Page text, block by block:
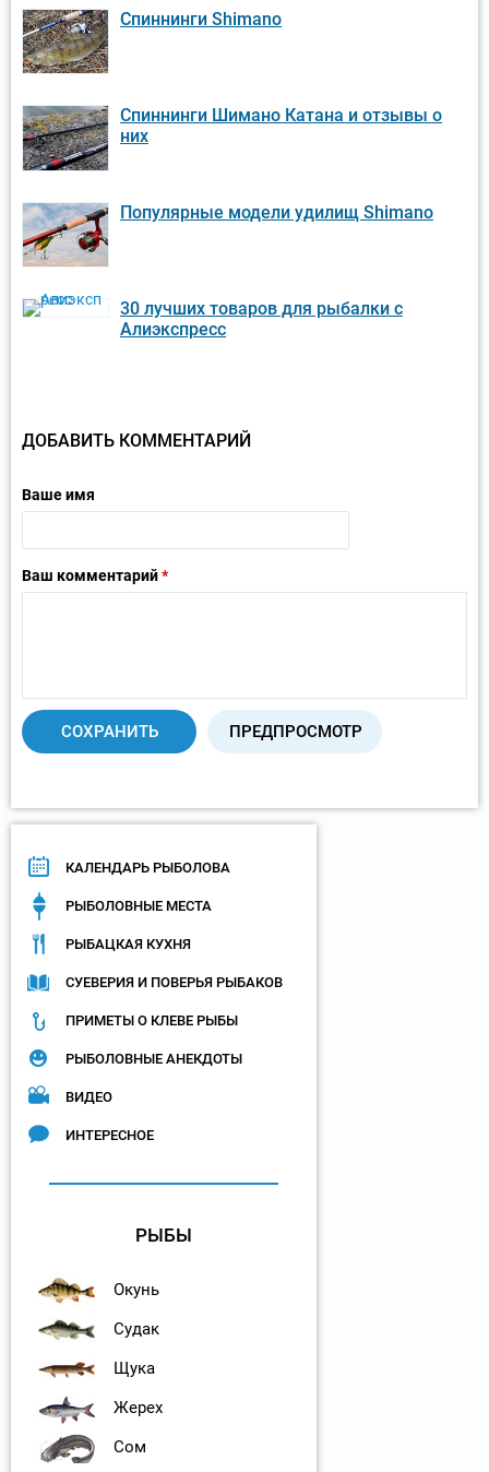
Cпиннинги Shimano
Спиннинги Шимано Катана и отзывы о
них
Популярные модели удилищ Shimano
30 лучших товаров для рыбалки с
Алиэкспресс
ДОБАВИТЬ КОММЕНТАРИЙ
Ваше имя
Ваш комментарий*
КАЛЕНДАРЬ РЫБОЛОВА
РЫБОЛОВНЫЕ МЕСТА
РЫБАЦКАЯ КУХНЯ
СУЕВЕРИЯ И ПОВЕРЬЯ РЫБАКОВ
ПРИМЕТЫ О КЛЕВЕ РЫБЫ
РЫБОЛОВНЫЕ АНЕКДОТЫ
ВИДЕО
ИНТЕРЕСНОЕ
РЫБЫ
Окунь
Судак
Щука
Жерех
Сом